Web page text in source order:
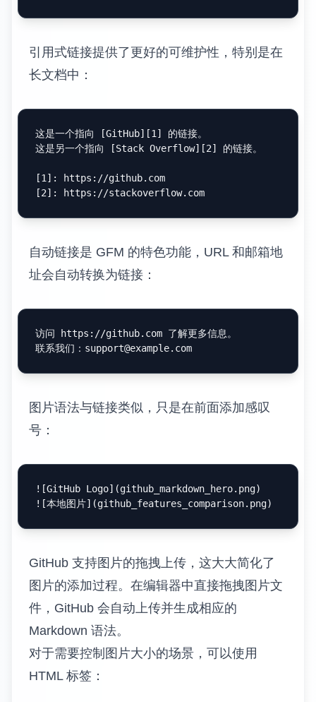
引用式链接提供了更好的可维护性，特别是在
长文档中：
这是一个指向 [GitHub][1] 的链接。
这是另一个指向 [Stack Overflow][2] 的链接。
[1]:
https://github.com
[2]: https://stackoverflow.com
自动链接是 GFM 的特色功能，URL 和邮箱地
址会自动转换为链接：
访问 https://github.com 了解更多信息。
联系我们： support@example.com
图片语法与链接类似，只是在前面添加感叹
号：
![GitHub Logo](github_markdown_hero.png)
![本地图片](github_features_comparison.png
GitHub 支持图片的拖拽上传，这大大简化了
图片的添加过程。在编辑器中直接拖拽图片文
件，GitHub 会自动上传并生成相应的
Markdown 语法。
对于需要控制图片大小的场景，可以使用
HTML 标签：